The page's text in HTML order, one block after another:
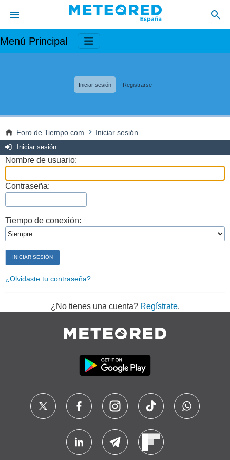
Menú Principal
Iniciar sesión Registrarse
Foro de Tiempo.com Iniciar sesión
Iniciar sesión
Nombre de usuario:
Contraseña:
Tiempo de conexión:
¿Olvidaste tu contraseña?
¿No tienes una cuenta? Regístrate.